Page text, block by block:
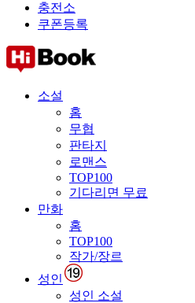
충전소
쿠폰등록
소설
홈
무협
판타지
로맨스
TOP100
기다리면 무료
만화
홈
TOP100
작가/장르
성인
성인 소설